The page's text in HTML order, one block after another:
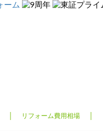
リフォーム費用相場